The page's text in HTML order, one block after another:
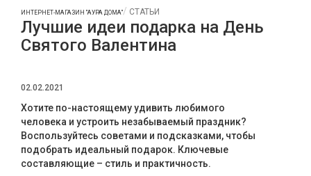
Бар
хрусталь
Сервировка
Столовые
приборы
Текстиль
ИНТЕРНЕТ-МАГАЗИН "АУРА ДОМА" СТАТЬИ
Лучшие идеи подарка на День
Святого Валентина
02.02.2021
Хотите по-настоящему удивить любимого
человека и устроить незабываемый праздник?
Воспользуйтесь советами и подсказками, чтобы
подобрать идеальный подарок. Ключевые
составляющие – стиль и практичность.